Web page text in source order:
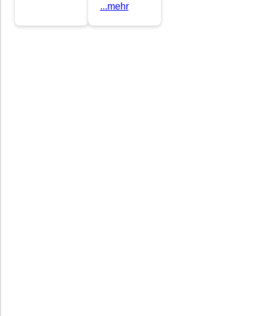
...mehr